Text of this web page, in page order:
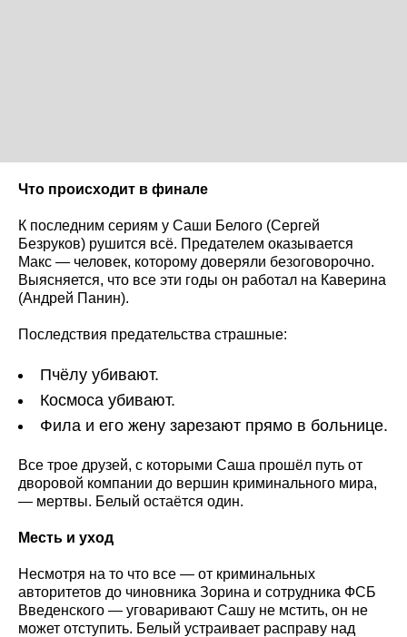
Что происходит в финале
К последним сериям у Саши Белого (Сергей
Безруков) рушится всё. Предателем оказывается
Макс — человек, которому доверяли безоговорочно.
Выясняется, что все эти годы он работал на Каверина
(Андрей Панин).
Последствия предательства страшные:
Пчёлу убивают.
Космоса убивают.
Фила и его жену зарезают прямо в больнице.
Все трое друзей, с которыми Саша прошёл путь от
дворовой компании до вершин криминального мира,
— мертвы. Белый остаётся один.
Месть и уход
Несмотря на то что все — от криминальных
авторитетов до чиновника Зорина и сотрудника ФСБ
Введенского — уговаривают Сашу не мстить, он не
может отступить. Белый устраивает расправу над